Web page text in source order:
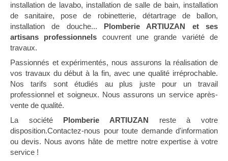
installation de lavabo, installation de salle de bain, installation
de sanitaire, pose de robinetterie, détartrage de ballon,
installation de douche... Plomberie ARTIUZAN et ses
artisans professionnels couvrent une grande variété de
travaux.
Passionnés et expérimentés, nous assurons la réalisation de
vos travaux du début à la fin, avec une qualité irréprochable.
Nos tarifs sont étudiés au plus juste pour un travail
professionnel et soigneux. Nous assurons un service après-
vente de qualité.
La société Plomberie ARTIUZAN reste à votre
disposition.Contactez-nous pour toute demande d'information
ou devis. Nous avons hâte de mettre notre expertise à votre
service !